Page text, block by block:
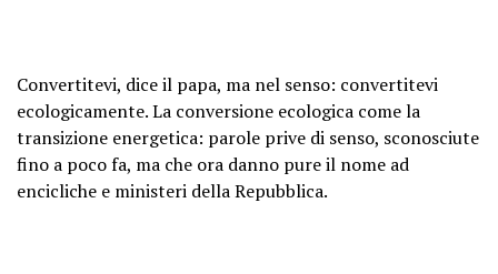
Convertitevi, dice il papa, ma nel senso: convertitevi
ecologicamente. La conversione ecologica come la
transizione energetica: parole prive di senso, sconosciute
fino a poco fa, ma che ora danno pure il nome ad
encicliche e ministeri della Repubblica.